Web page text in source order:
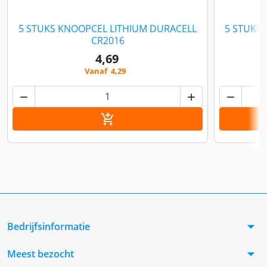
5 STUKS KNOOPCEL LITHIUM DURACELL
CR2016
4,69
Vanaf 4,29
 

5 STUKS

Bedrijfsinformatie arrow_drop_down
Meest bezocht arrow_drop_down